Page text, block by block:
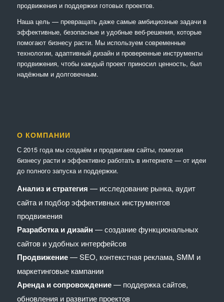
продвижения и поддержки готовых проектов.
Наша цель — превращать даже самые амбициозные задачи в
эффективные, безопасные и удобные веб-решения, которые
помогают бизнесу расти. Мы используем современные
технологии, адаптивный дизайн и проверенные инструменты
продвижения, чтобы каждый проект приносил ценность, был
надёжным и долговечным.
О КОМПАНИИ
С 2015 года мы создаём и продвигаем сайты, помогая
бизнесу расти и эффективно работать в интернете — от идеи
до полного запуска и поддержки.
Анализ и стратегия — исследование рынка, аудит
сайта и подбор эффективных инструментов
продвижения
Разработка и дизайн — создание функциональных
сайтов и удобных интерфейсов
Продвижение— SEO, контекстная реклама, SMM и
маркетинговые кампании
Аренда и сопровождение— поддержка сайтов,
обновления и развитие проектов